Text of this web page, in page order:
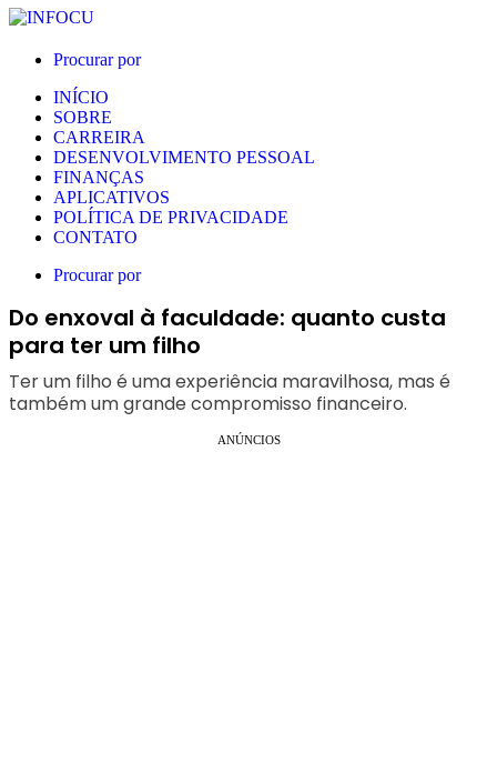
Procurar por
INÍCIO
SOBRE
CARREIRA
DESENVOLVIMENTO PESSOAL
FINANÇAS
APLICATIVOS
POLÍTICA DE PRIVACIDADE
CONTATO
Procurar por
Do enxoval à faculdade: quanto custa
para ter um filho
Ter um filho é uma experiência maravilhosa, mas é
também um grande compromisso financeiro.
ANÚNCIOS